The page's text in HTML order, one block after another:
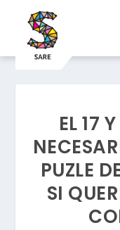
EL 17
PUZLE
SI